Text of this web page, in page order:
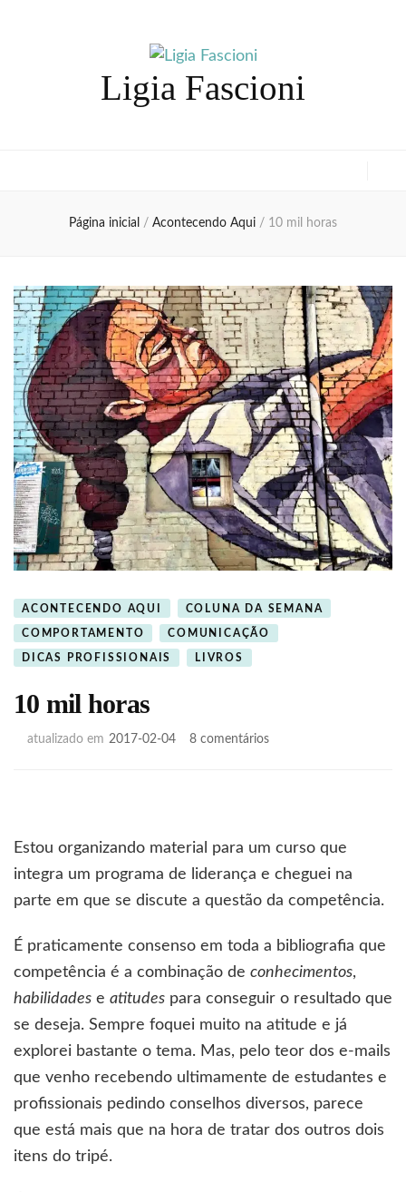
Ligia Fascioni
Página inicial / Acontecendo Aqui / 10 mil horas
ACONTECENDO AQUI COLUNA DA SEMANA
COMPORTAMENTO COMUNICAÇÃO
DICAS PROFISSIONAIS LIVROS
10 mil horas
atualizado em 2017-02-04 8 comentáriosem
Estou organizando material para um curso que
integra um programa de liderança e cheguei na
parte em que se discute a questão da competência.
É praticamente consenso em toda a bibliografia que
competência é a combinação de conhecimentos,
habilidades e atitudes para conseguir o resultado que
se deseja. Sempre foquei muito na atitude e já
explorei bastante o tema. Mas, pelo teor dos e-mails
que venho recebendo ultimamente de estudantes e
profissionais pedindo conselhos diversos, parece
que está mais que na hora de tratar dos outros dois
itens do tripé.